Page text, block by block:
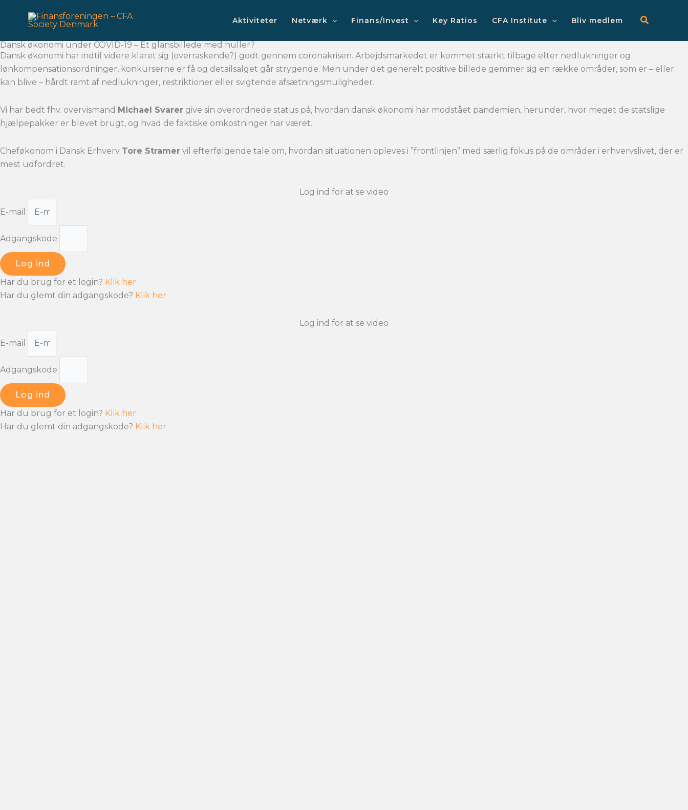
Aktiviteter Netværk Finans/Invest Key Ratios CFA Institute Bliv medlem
Dansk økonomi under COVID-19 – Et glansbillede med huller?
Dansk økonomi har indtil videre klaret sig (overraskende?) godt gennem coronakrisen. Arbejdsmarkedet er kommet stærkt tilbage efter nedlukninger og
lønkompensationsordninger, konkurserne er få og detailsalget går strygende. Men under det generelt positive billede gemmer sig en række områder, som er – eller
kan blive – hårdt ramt af nedlukninger, restriktioner eller svigtende afsætningsmuligheder.
Vi har bedt fhv. overvismand Michael Svarer give sin overordnede status på, hvordan dansk økonomi har modstået pandemien, herunder, hvor meget de statslige
hjælpepakker er blevet brugt, og hvad de faktiske omkostninger har været.
Cheføkonom i Dansk Erhverv Tore Stramer vil efterfølgende tale om, hvordan situationen opleves i ”frontlinjen” med særlig fokus på de områder i erhvervslivet, der er
mest udfordret.
Log ind for at se video
E-mail
Adgangskode
Log ind
Har du brug for et login? Klik her
Har du glemt din adgangskode? Klik her
Log ind for at se video
E-mail
Adgangskode
Log ind
Har du brug for et login? Klik her
Har du glemt din adgangskode? Klik her